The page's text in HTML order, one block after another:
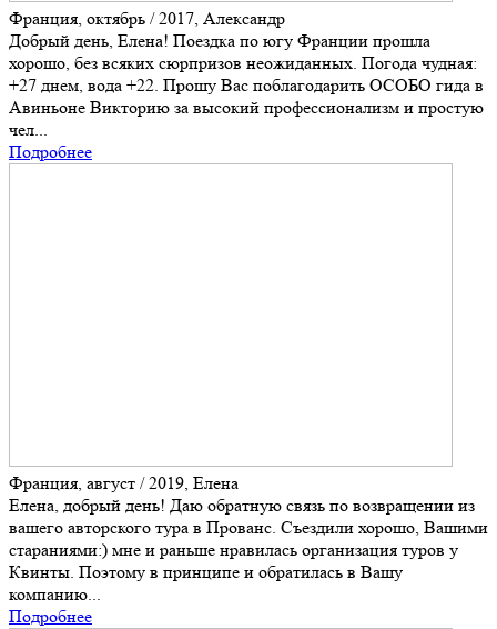
Франция, октябрь / 2017, Александр
Добрый день, Елена! Поездка по югу Франции прошла
хорошо, без всяких сюрпризов неожиданных. Погода чудная:
+27 днем, вода +22. Прошу Вас поблагодарить ОСОБО гида в
Авиньоне Викторию за высокий профессионализм и простую
чел...
Подробнее
Франция, август / 2019, Елена
Елена, добрый день! Даю обратную связь по возвращении из
вашего авторского тура в Прованс. Съездили хорошо, Вашими
стараниями:) мне и раньше нравилась организация туров у
Квинты. Поэтому в принципе и обратилась в Вашу
компанию...
Подробнее